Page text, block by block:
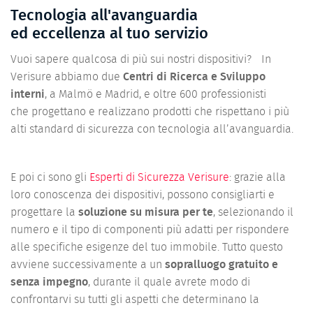
Tecnologia all'avanguardia
ed eccellenza al tuo servizio
Vuoi sapere qualcosa di più sui nostri dispositivi? In
Verisure abbiamo due Centri di Ricerca e Sviluppo
interni, a Malmö e Madrid, e oltre 600 professionisti
che progettano e realizzano prodotti che rispettano i più
alti standard di sicurezza con tecnologia all’avanguardia.
E poi ci sono gli Esperti di Sicurezza Verisure: grazie alla
loro conoscenza dei dispositivi, possono consigliarti e
progettare la soluzione su misura per te, selezionando il
numero e il tipo di componenti più adatti per rispondere
alle specifiche esigenze del tuo immobile. Tutto questo
avviene successivamente a un sopralluogo gratuito e
senza impegno, durante il quale avrete modo di
confrontarvi su tutti gli aspetti che determinano la